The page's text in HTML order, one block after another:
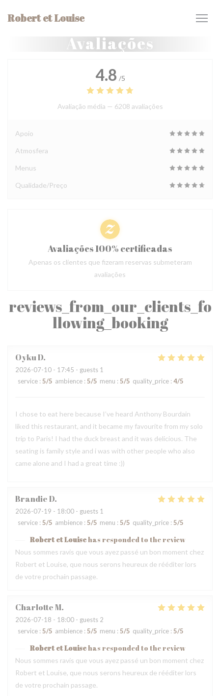
Robert et Louise
Avaliações
reviews_from_our_clients_fo
llowing_booking
OykuD
2026-07-10 - 17:45 - guests 1
service : 5/5 ambience : 5/5 menu : 5/5 quality_price : 4/5
I chose to eat here because I’ve heard Anthony Bourdain
liked this restaurant, and it became my favourite from my solo
trip to Paris! I had the duck breast and it was delicious. The
seating is family style and i was with other people who also
came alone and I had a great time :))
BrandieD
2026-07-19 - 18:00 - guests 1
service : 5/5 ambience : 5/5 menu : 5/5 quality_price : 5/5
Robert et Louisehas responded to the review
Nous sommes ravis que vous ayez passé un bon moment chez
Robert et Louise, que nous serons heureux de rééditer lors
de votre prochain passage.
CharlotteM
2026-07-18 - 18:00 - guests 2
service : 5/5 ambience : 5/5 menu : 5/5 quality_price : 5/5
Robert et Louisehas responded to the review
Nous sommes ravis que vous ayez passé un bon moment chez
Robert et Louise, que nous serons heureux de rééditer lors
de votre prochain passage.
4.8 /5
Avaliação média — 6208 avaliações
Apoio
Atmosfera
Menus
Qualidade/Preço
Avaliações 100% certificadas
Apenas os clientes que fizeram reservas submeteram
avaliações